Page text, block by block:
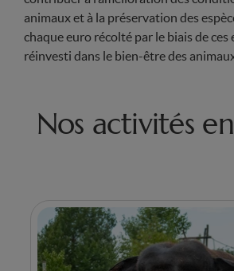
animaux et à la préservation des
chaque euro récolté par le biais de ces
réinvesti dans le bien-être des
Nos activités